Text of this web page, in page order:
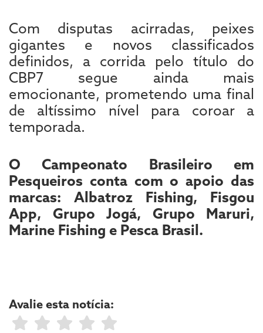
Com disputas acirradas, peixes
gigantes e novos classificados
definidos, a corrida pelo título do
CBP7 segue ainda mais
emocionante, prometendo uma final
de altíssimo nível para coroar a
temporada.
O Campeonato Brasileiro em
Pesqueiros conta com o apoio das
marcas: Albatroz Fishing, Fisgou
App, Grupo Jogá, Grupo Maruri,
Marine Fishing e Pesca Brasil.
Avalie esta notícia: